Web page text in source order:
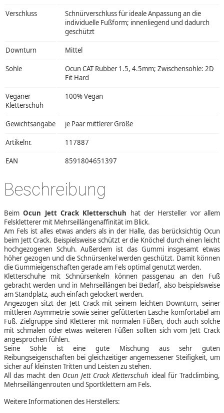
Verschluss
Schnürverschluss für ideale Anpassung an die
individuelle Fußform; innenliegend und dadurch
geschützt
Downturn Mittel
Sohle
Ocun CAT Rubber 1.5, 4.5mm; Zwischensohle: 2D
Fit Hard
Veganer
Kletterschuh
100% Vegan
Gewichtsangabe je Paar mittlerer Größe
Artikelnr. 117887
EAN 8591804651397
Beschreibung
BeimOcun Jett Crack Kletterschuh hat der Hersteller vor allem
Felskletterer mit Mehrseillängenaffinität im Blick.
Am Fels ist alles etwas anders als in der Halle, das berücksichtig Ocun
beim Jett Crack. Beispielsweise schützt er die Knöchel durch einen leicht
hochgezogenen Schuh. Außerdem ist das Gummi insgesamt etwas
höher gezogen und die Schnürsenkel werden geschützt. Damit können
die Gummieigenschaften gerade am Fels optimal genutzt werden.
Kletterschuhe mit Schnürsenkeln können passgenau an den Fuß
gebracht werden und in Mehrseillängen bei Bedarf, also beispielsweise
am Standplatz, auch einfach gelockert werden.
Angezogen sitzt der Jett Crack mit seinem leichten Downturn, seiner
mittleren Asymmetrie sowie seiner gefütterten Lasche komfortabel am
Fuß. Zielgruppe sind Kletterer mit normalen Füßen, doch auch solche
mit schmalen oder etwas weiteren Füßen sollten sich vom Jett Crack
angesprochen fühlen.
Seine Sohle ist eine gute Mischung aus sehr guten
Reibungseigenschaften bei gleichzeitiger angemessener Steifigkeit, um
sicher auf kleinsten Tritten und Leisten zu stehen.
All das macht den Ocun Jett Crack Kletterschuh ideal für Tradclimbing,
Mehrseillängenrouten und Sportklettern am Fels.
Weitere Informationen des Herstellers: